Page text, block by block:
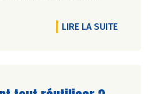
que manger des produits
de la saisonnalité,
2025 !
LIRE LA SUITEDE